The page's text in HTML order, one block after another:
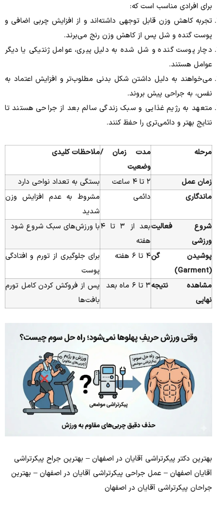
برای افرادی مناسب است که:
تجربه کاهش وزن قابل توجهی داشته‌اند و از افزایش چربی اضافی و
پوست گنده و شل پس از کاهش وزن رنج می‌برند.
دچار پوست گنده و شل شده به دلیل پیری، عوامل ژنتیکی یا دیگر
عوامل هستند.
می‌خواهند به دلیل داشتن شکل بدنی مطلوب‌تر و افزایش اعتماد به
نفس، به جراحی پیش بروند.
متعهد به رژیم غذایی و سبک زندگی سالم بعد از جراحی هستند تا
نتایج بهتر و دائمی‌تری را حفظ کنند.
مرحله
مدت زمان /
وضعیت
ملاحظات کلیدی
زمان عمل ۲ تا ۴ ساعت
بستگی به تعداد نواحی دارد
ماندگاری
دائمی
مشروط به عدم افزایش وزن
شدید
شروع فعالیت
ورزشی
بعد از ۳ تا ۴
هفته
با ورزش‌های سبک شروع شود
پوشیدن گن
(Garment)
۴ تا ۶ هفته
برای جلوگیری از تورم و افتادگی
پوست
مشاهده نتیجه
نهایی
۳ تا ۶ ماه بعد
پس از فروکش کردن کامل تورم
بافت‌ها
بهترین دکتر پیکرتراشی آقایان در اصفهان – بهترین جراح پیکرتراشی
آقایان اصفهان – عمل جراحی پیکرتراشی آقایان در اصفهان – بهترین
جراحان پیکرتراشی آقایان در اصفهان